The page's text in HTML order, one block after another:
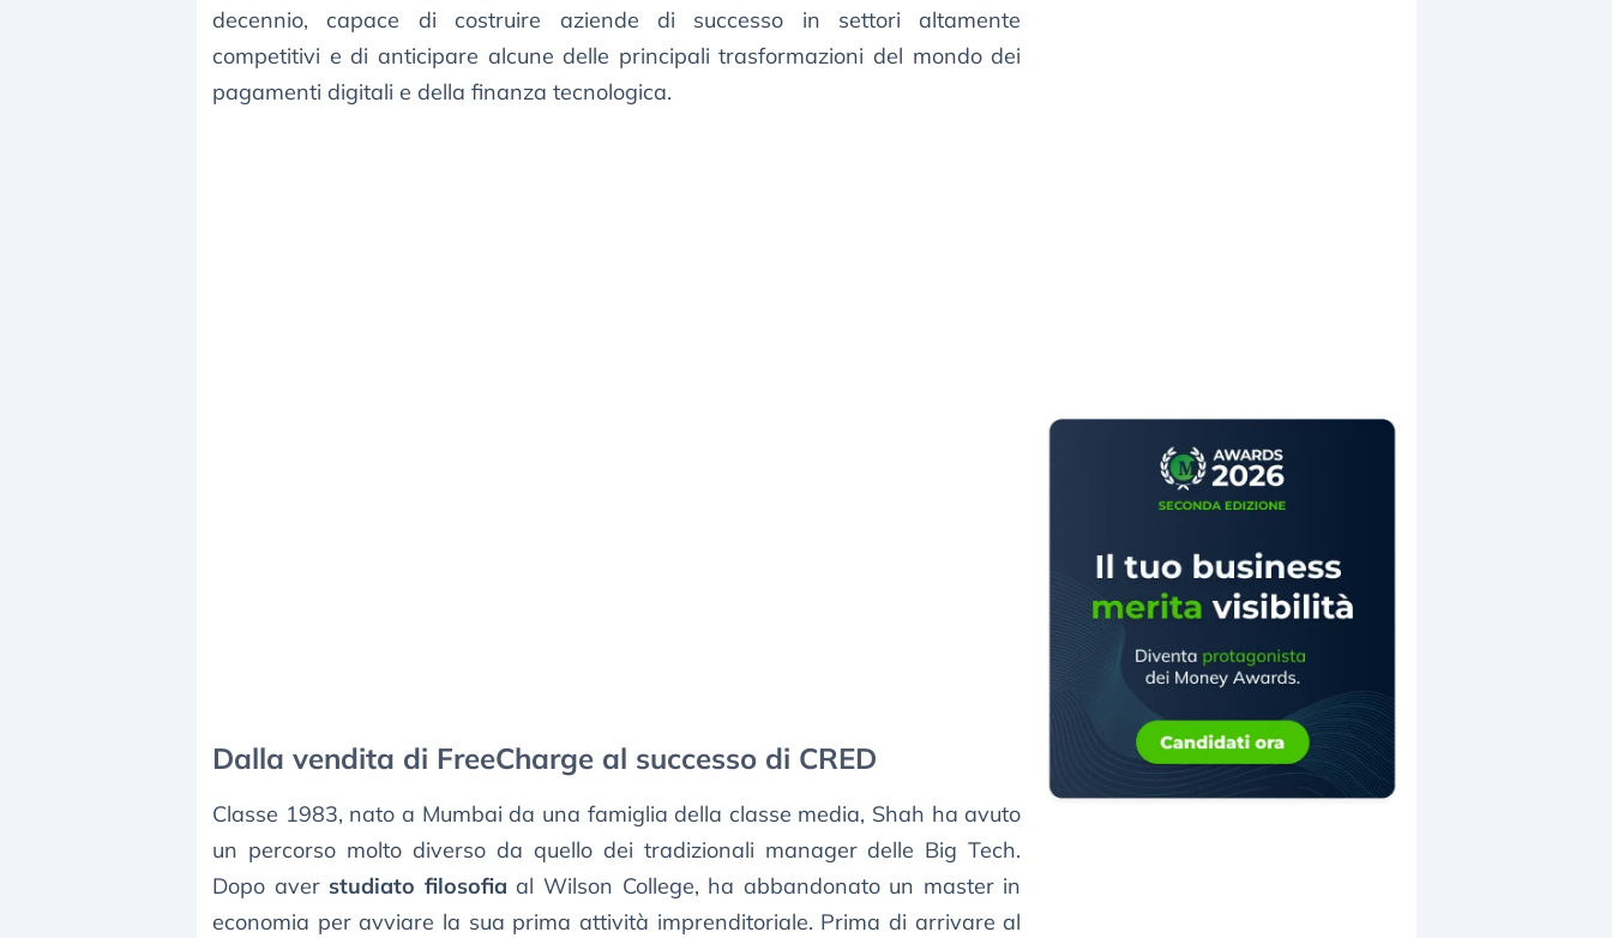
decennio, capace di costruire aziende di successo in settori altamente
competitivi e di anticipare alcune delle principali trasformazioni del mondo dei
pagamenti digitali e della finanza tecnologica.
Dalla vendita di FreeCharge al successo di CRED
Classe 1983, nato a Mumbai da una famiglia della classe media, Shah ha avuto
un percorso molto diverso da quello dei tradizionali manager delle Big Tech.
Dopo aver studiato filosofia al Wilson College, ha abbandonato un master in
economia per avviare la sua prima attività imprenditoriale. Prima di arrivare al